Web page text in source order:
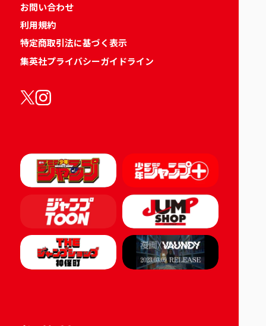
お問い合わせ
利用規約
特定商取引法に基づく表示
集英社プライバシーガイドライン